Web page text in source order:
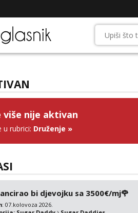
nije aktivan
u rubrici: Druženje »
bi djevojku sa 3500€/mj🌹
: 07.kolovoza 2026.